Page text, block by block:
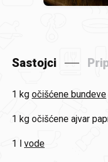
Sastojci
1 kg očišćene bundeve
1 kg očišćene ajvar
1 l vode